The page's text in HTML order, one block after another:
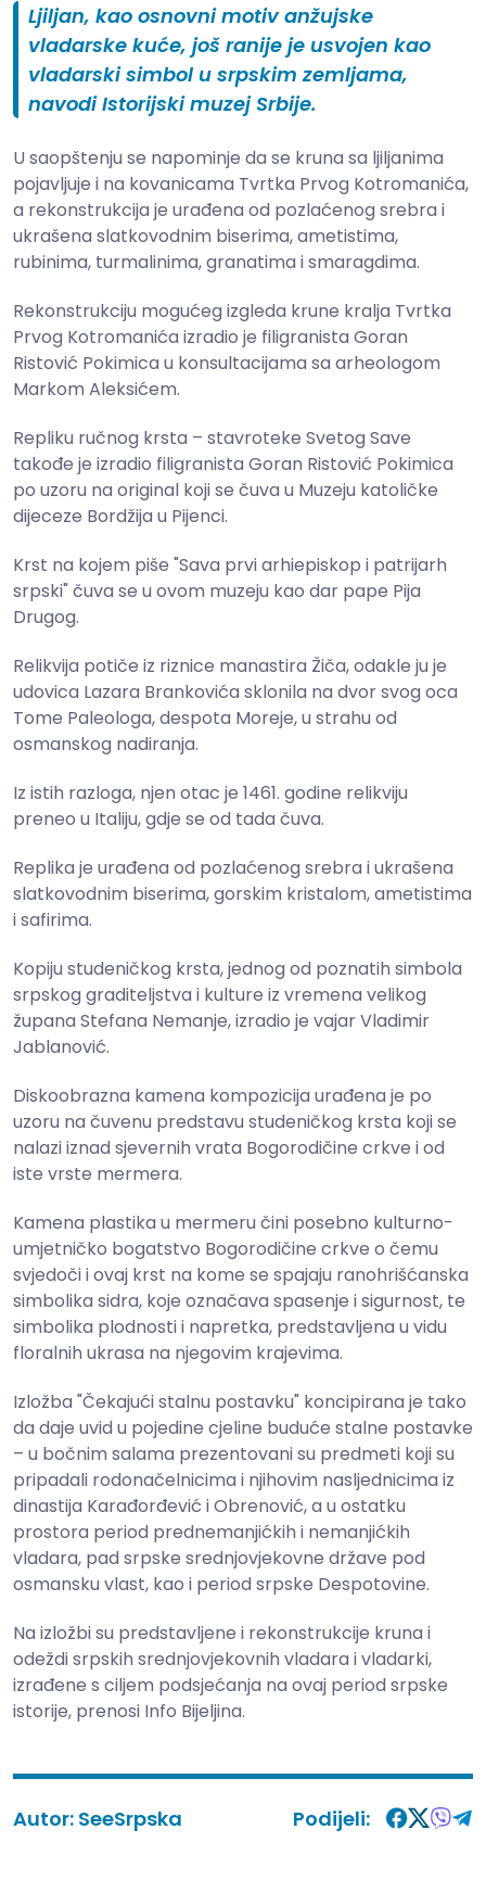
Ljiljan, kao osnovni motiv anžujske
vladarske kuće, još ranije je usvojen kao
vladarski simbol u srpskim zemljama,
navodi Istorijski muzej Srbije.
U saopštenju se napominje da se kruna sa ljiljanima
pojavljuje i na kovanicama Tvrtka Prvog Kotromanića,
a rekonstrukcija je urađena od pozlaćenog srebra i
ukrašena slatkovodnim biserima, ametistima,
rubinima, turmalinima, granatima i smaragdima.
Rekonstrukciju mogućeg izgleda krune kralja Tvrtka
Prvog Kotromanića izradio je filigranista Goran
Ristović Pokimica u konsultacijama sa arheologom
Markom Aleksićem.
Repliku ručnog krsta – stavroteke Svetog Save
takođe je izradio filigranista Goran Ristović Pokimica
po uzoru na original koji se čuva u Muzeju katoličke
dijeceze Bordžija u Pijenci.
Krst na kojem piše "Sava prvi arhiepiskop i patrijarh
srpski" čuva se u ovom muzeju kao dar pape Pija
Drugog.
Relikvija potiče iz riznice manastira Žiča, odakle ju je
udovica Lazara Brankovića sklonila na dvor svog oca
Tome Paleologa, despota Moreje, u strahu od
osmanskog nadiranja.
Iz istih razloga, njen otac je 1461. godine relikviju
preneo u Italiju, gdje se od tada čuva.
Replika je urađena od pozlaćenog srebra i ukrašena
slatkovodnim biserima, gorskim kristalom, ametistima
i safirima.
Kopiju studeničkog krsta, jednog od poznatih simbola
srpskog graditeljstva i kulture iz vremena velikog
župana Stefana Nemanje, izradio je vajar Vladimir
Jablanović.
Diskoobrazna kamena kompozicija urađena je po
uzoru na čuvenu predstavu studeničkog krsta koji se
nalazi iznad sjevernih vrata Bogorodičine crkve i od
iste vrste mermera.
Kamena plastika u mermeru čini posebno kulturno-
umjetničko bogatstvo Bogorodičine crkve o čemu
svjedoči i ovaj krst na kome se spajaju ranohrišćanska
simbolika sidra, koje označava spasenje i sigurnost, te
simbolika plodnosti i napretka, predstavljena u vidu
floralnih ukrasa na njegovim krajevima.
Izložba "Čekajući stalnu postavku" koncipirana je tako
da daje uvid u pojedine cjeline buduće stalne postavke
– u bočnim salama prezentovani su predmeti koji su
pripadali rodonačelnicima i njihovim nasljednicima iz
dinastija Karađorđević i Obrenović, a u ostatku
prostora period prednemanjićkih i nemanjićkih
vladara, pad srpske srednjovjekovne države pod
osmansku vlast, kao i period srpske Despotovine.
Na izložbi su predstavljene i rekonstrukcije kruna i
odeždi srpskih srednjovjekovnih vladara i vladarki,
izrađene s ciljem podsjećanja na ovaj period srpske
istorije, prenosi Info Bijeljina.
Autor: SeeSrpska Podijeli: